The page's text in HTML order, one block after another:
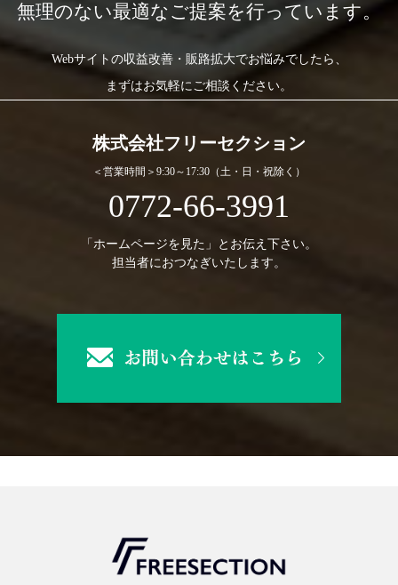
無理のない最適なご提案を行っています。
Webサイトの収益改善・販路拡大でお悩みでしたら、
まずはお気軽にご相談ください。
株式会社フリーセクション
＜営業時間＞9:30～17:30（土・日・祝除く）
0772-66-3991
「ホームページを見た」とお伝え下さい。
担当者におつなぎいたします。